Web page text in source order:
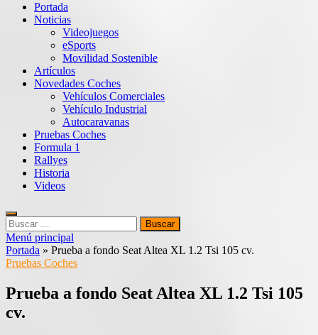
Portada
Noticias
Videojuegos
eSports
Movilidad Sostenible
Artículos
Novedades Coches
Vehículos Comerciales
Vehículo Industrial
Autocaravanas
Pruebas Coches
Formula 1
Rallyes
Historia
Videos
Buscar:
Menú principal
Portada » Prueba a fondo Seat Altea XL 1.2 Tsi 105 cv.
Pruebas Coches
Prueba a fondo Seat Altea XL 1.2 Tsi 105
cv.